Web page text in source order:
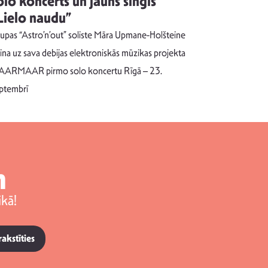
naudu”
“Astro’n’out” soliste Māra Upmane-Holšteine
uz sava debijas elektroniskās mūzikas projekta
pirmo solo koncertu Rīgā – 23.